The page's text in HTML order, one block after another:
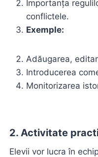
Importanța
conflictele.
Exemple:
Adăugarea,
Introducerea
Monitorizarea
2. Activitate
Elevii vor lucra în